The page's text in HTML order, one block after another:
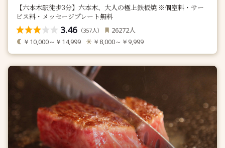
【六本木駅徒歩3分】六本木、大人の極上鉄板焼 ※個室料・サー
ビス料・メッセージプレート無料
3.46 （357人） 26272人
￥10,000～￥14,999 ￥8,000～￥9,999